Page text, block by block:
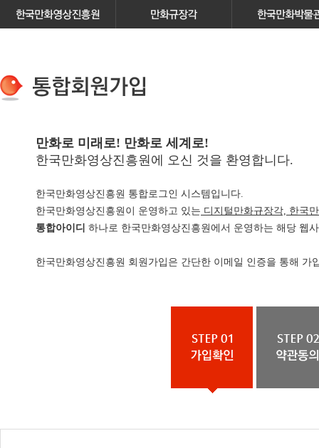
만화로 미래로! 만화로 세계로!
한국만화영상진흥원에 오신 것을 환영합니다.
한국만화영상진흥원 통합로그인 시스템입니다.
한국만화영상진흥원이 운영하고 있는 디지털만화규장각, 한국
통합아이디 하나로 한국만화영상진흥원에서 운영하는 해당 웹
한국만화영상진흥원 회원가입은 간단한 이메일 인증을 통해 가